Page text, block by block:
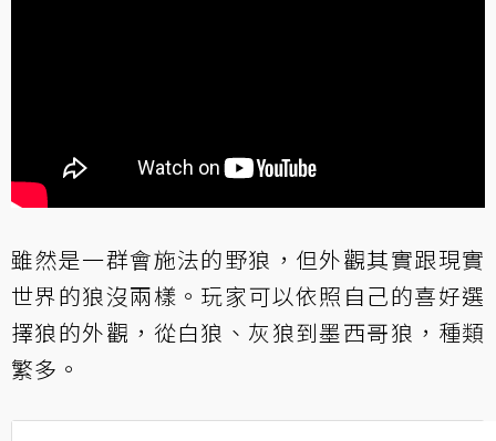
雖然是一群會施法的野狼，但外觀其實跟現實
世界的狼沒兩樣。玩家可以依照自己的喜好選
擇狼的外觀，從白狼、灰狼到墨西哥狼，種類
繁多。